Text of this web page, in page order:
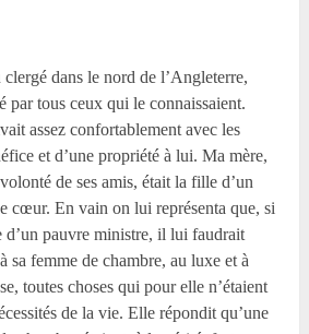
dans le nord de l’Angleterre,
par tous ceux qui le connaissaient.
assez confortablement avec les
et d’une propriété à lui. Ma mère,
de ses amis, était la fille d’un
cœur. En vain on lui représenta que, si
d’un pauvre ministre, il lui faudrait
sa femme de chambre, au luxe et à
toutes choses qui pour elle n’étaient
de la vie. Elle répondit qu’une